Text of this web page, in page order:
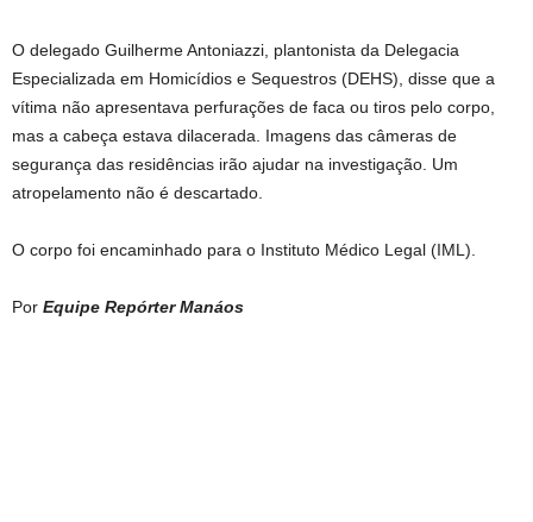
O delegado Guilherme Antoniazzi, plantonista da Delegacia
Especializada em Homicídios e Sequestros (DEHS), disse que a
vítima não apresentava perfurações de faca ou tiros pelo corpo,
mas a cabeça estava dilacerada. Imagens das câmeras de
segurança das residências irão ajudar na investigação. Um
atropelamento não é descartado.
O corpo foi encaminhado para o Instituto Médico Legal (IML).
Por Equipe Repórter Manáos